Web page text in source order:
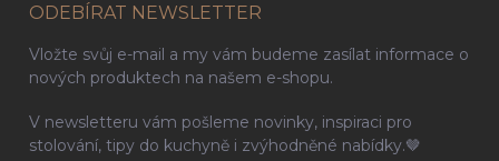
ODEBÍRAT NEWSLETTER
Vložte svůj e-mail a my vám budeme zasílat informace o
nových produktech na našem e-shopu.
V newsletteru vám pošleme novinky, inspiraci pro
stolování, tipy do kuchyně i zvýhodněné nabídky.🤎